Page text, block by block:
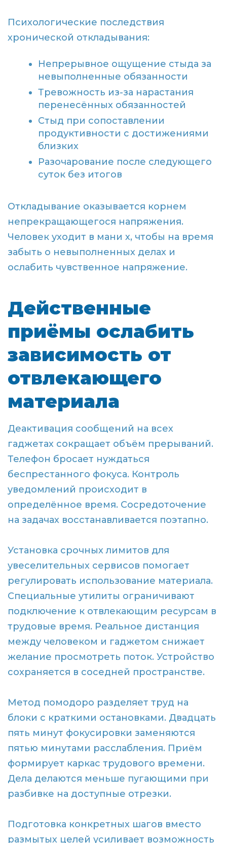
Психологические последствия
хронической откладывания:
Непрерывное ощущение стыда за
невыполненные обязанности
Тревожность из-за нарастания
перенесённых обязанностей
Стыд при сопоставлении
продуктивности с достижениями
близких
Разочарование после следующего
суток без итогов
Откладывание оказывается корнем
непрекращающегося напряжения.
Человек уходит в мани х, чтобы на время
забыть о невыполненных делах и
ослабить чувственное напряжение.
Действенные
приёмы ослабить
зависимость от
отвлекающего
материала
Деактивация сообщений на всех
гаджетах сокращает объём прерываний.
Телефон бросает нуждаться
беспрестанного фокуса. Контроль
уведомлений происходит в
определённое время. Сосредоточение
на задачах восстанавливается поэтапно.
Установка срочных лимитов для
увеселительных сервисов помогает
регулировать использование материала.
Специальные утилиты ограничивают
подключение к отвлекающим ресурсам в
трудовые время. Реальное дистанция
между человеком и гаджетом снижает
желание просмотреть поток. Устройство
сохраняется в соседней пространстве.
Метод помодоро разделяет труд на
блоки с краткими остановками. Двадцать
пять минут фокусировки заменяются
пятью минутами расслабления. Приём
формирует каркас трудового времени.
Дела делаются меньше пугающими при
разбивке на доступные отрезки.
Подготовка конкретных шагов вместо
размытых целей усиливает возможность